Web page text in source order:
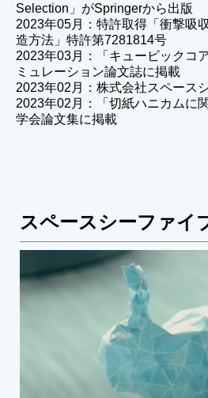
Selection」がSpringerから出版
2023年05月：特許取得「衝撃吸
造方法」特許第7281814号
2023年03月：「キュービックコ
ミュレーション論文誌に掲載
2023年02月：株式会社スペース
2023年02月：「切紙ハニカムに
学会論文集に掲載
スペースシーファイ